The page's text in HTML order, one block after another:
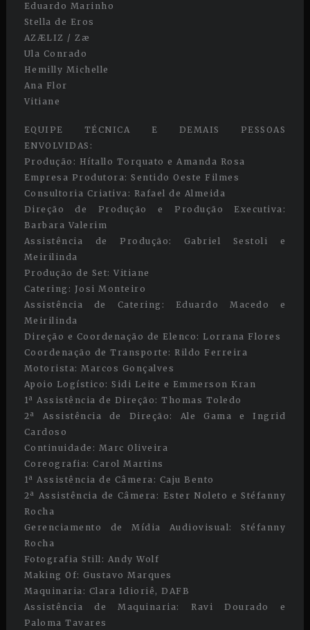
Eduardo Marinho
Stella de Eros
AZÆLIZ / Zæ
Ula Conrado
Hemilly Michelle
Ana Flor
Vitiane
EQUIPE TÉCNICA E DEMAIS PESSOAS
ENVOLVIDAS:
Produção: Hítallo Torquato e Amanda Rosa
Empresa Produtora: Sentido Oeste Filmes
Consultoria Criativa: Rafael de Almeida
Direção de Produção e Produção Executiva:
Barbara Valerim
Assistência de Produção: Gabriel Sestoli e
Meirilinda
Produção de Set: Vitiane
Catering: Josi Monteiro
Assistência de Catering: Eduardo Macedo e
Meirilinda
Direção e Coordenação de Elenco: Lorrana Flores
Coordenação de Transporte: Rildo Ferreira
Motorista: Marcos Gonçalves
Apoio Logístico: Sidi Leite e Emmerson Kran
1ª Assistência de Direção: Thomas Toledo
2ª Assistência de Direção: Ale Gama e Ingrid
Cardoso
Continuidade: Marc Oliveira
Coreografia: Carol Martins
1ª Assistência de Câmera: Caju Bento
2ª Assistência de Câmera: Ester Noleto e Stéfanny
Rocha
Gerenciamento de Mídia Audiovisual: Stéfanny
Rocha
Fotografia Still: Andy Wolf
Making Of: Gustavo Marques
Maquinaria: Clara Idioriê, DAFB
Assistência de Maquinaria: Ravi Dourado e
Paloma Tavares